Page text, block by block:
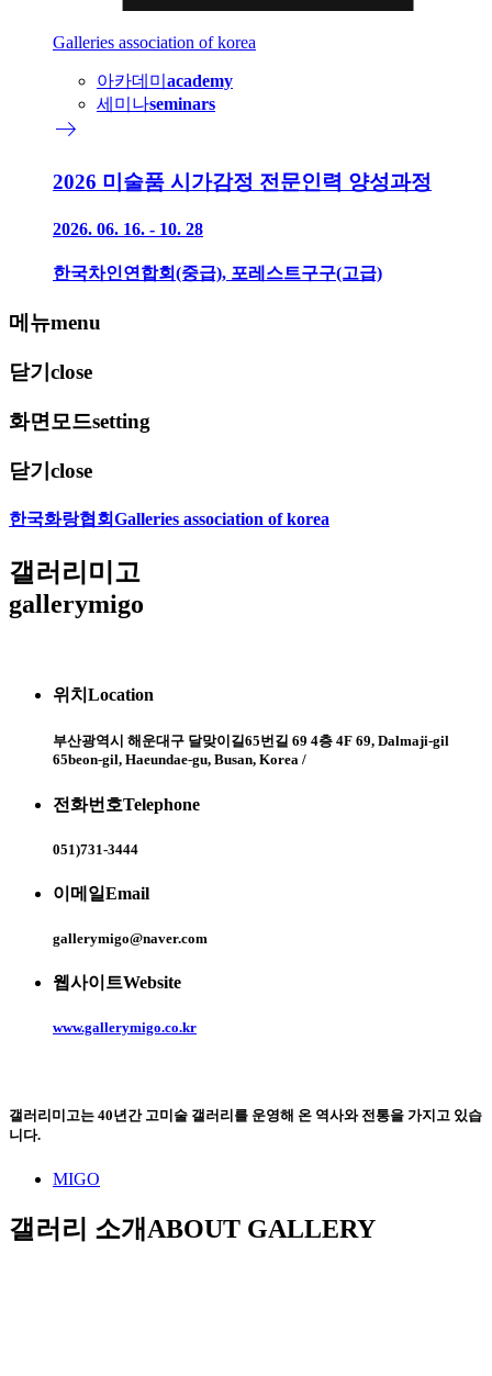
Galleries association of korea
아카데미 academy
세미나seminars
east
2026 미술품 시가감정 전문인력 양성과정
2026. 06. 16. - 10. 28
한국차인연합회(중급), 포레스트구구(고급)
메뉴menu
닫기 close
화면모드setting
닫기 close
한국화랑협회Galleries association of korea
갤러리미고
gallerymigo
위치 Location
부산광역시 해운대구 달맞이길65번길 69 4층 4F 69, Dalmaji-gil
65beon-gil, Haeundae-gu, Busan, Korea /
전화번호Telephone
051)731-3444
이메일Email
gallerymigo@naver.com
웹사이트Website
www.gallerymigo.co.kr
갤러리미고는 40년간 고미술 갤러리를 운영해 온 역사와 전통을 가지고 있습
니다.
MIGO
갤러리 소개 ABOUT GALLERY